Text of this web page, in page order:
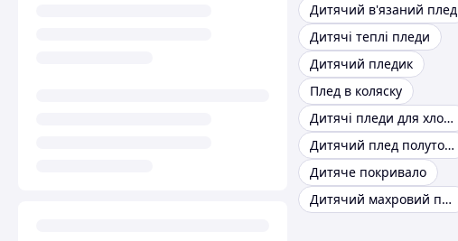
Дитячий в'язаний плед
Дитячі теплі пледи
Дитячий пледик
Плед в коляску
Дитячі пледи для хлопчиків
Дитячий плед полуторний
Дитяче покривало
Дитячий махровий плед